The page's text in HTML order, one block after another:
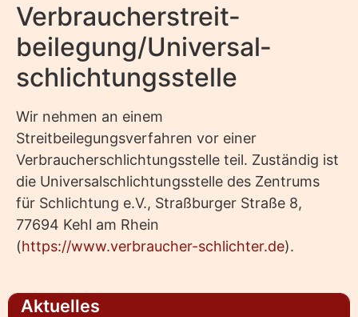
Verbraucher­streit­
beilegung/Universal­
schlichtungs­stelle
Wir nehmen an einem
Streitbeilegungsverfahren vor einer
Verbraucherschlichtungsstelle teil. Zuständig ist
die Universalschlichtungsstelle des Zentrums
für Schlichtung e.V., Straßburger Straße 8,
77694 Kehl am Rhein
(https://www.verbraucher-schlichter.de).
Aktuelles